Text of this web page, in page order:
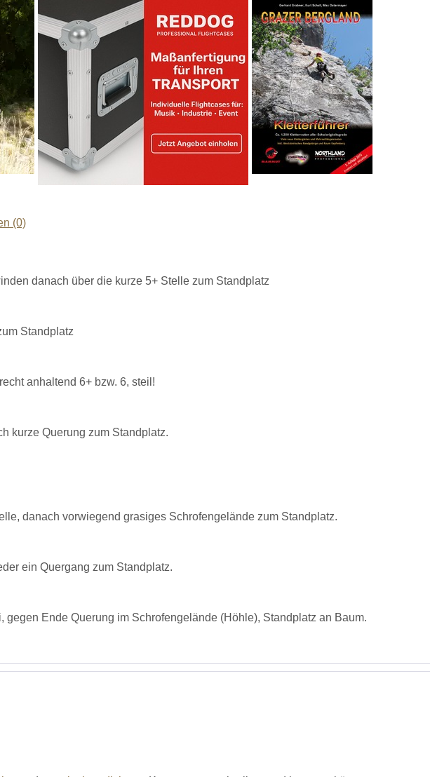
(0)
danach über die kurze 5+ Stelle zum Standplatz
Standplatz
anhaltend 6+ bzw. 6, steil!
kurze Querung zum Standplatz.
danach vorwiegend grasiges Schrofengelände zum Standplatz.
ein Quergang zum Standplatz.
gegen Ende Querung im Schrofengelände (Höhle), Standplatz an Baum.